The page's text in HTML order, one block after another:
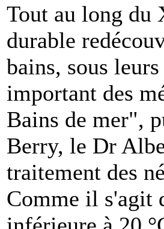
Tout au long du
durable
bains, sous
important des
Bains de mer",
Berry, le Dr
traitement des
Comme il s'agit